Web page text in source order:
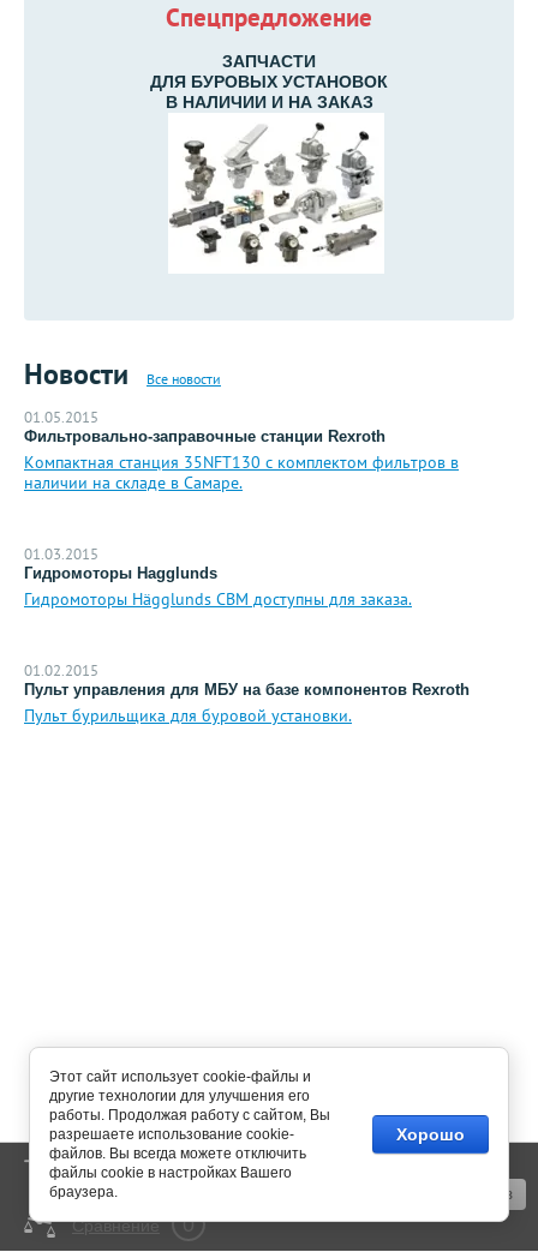
Спецпредложение
ЗАПЧАСТИ
ДЛЯ БУРОВЫХ УСТАНОВОК
В НАЛИЧИИ И НА ЗАКАЗ
Новости Все новости
01.05.2015
Фильтровально-заправочные станции Rexroth
Компактная станция 35NFT130 с комплектом фильтров в
наличии на складе в Самаре.
01.03.2015
Гидромоторы Hagglunds
Гидромоторы Hägglunds CBM доступны для заказа.
01.02.2015
Пульт управления для МБУ на базе компонентов Rexroth
Пульт бурильщика для буровой установки.
Оформить заказ
Корзина 0 пусто
Сравнение 0
Этот сайт использует cookie-файлы и
другие технологии для улучшения его
работы. Продолжая работу с сайтом, Вы
разрешаете использование cookie-
файлов. Вы всегда можете отключить
файлы cookie в настройках Вашего
браузера.
Хорошо